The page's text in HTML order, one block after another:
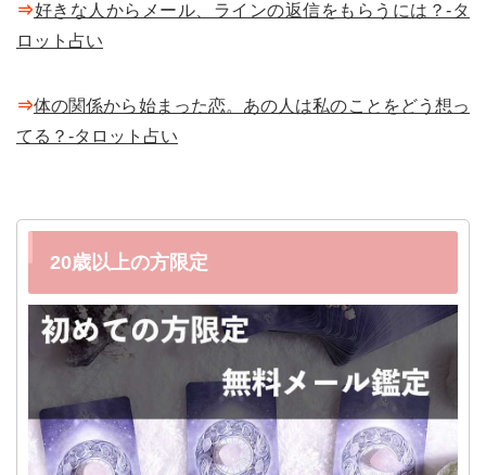
⇒好きな人からメール、ラインの返信をもらうには？-タ
ロット占い
⇒体の関係から始まった恋。あの人は私のことをどう想っ
てる？-タロット占い
20歳以上の方限定